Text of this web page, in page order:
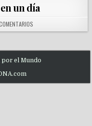
un día
EN QUÉ VER EN CÁDIZ EN
el Mundo